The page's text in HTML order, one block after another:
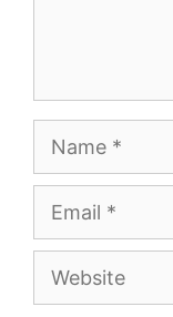
Website